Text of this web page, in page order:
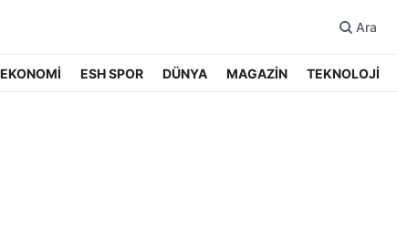
Ara
EKONOMİ ESH SPOR DÜNYA MAGAZİN TEKNOLOJİ